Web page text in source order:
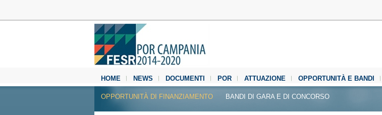
HOME NEWS DOCUMENTI POR ATTUAZIONE OPPORTUNITÀ E BANDI
MEDIA CENTER
OPPORTUNITÀ DI FINANZIAMENTO BANDI DI GARA E DI CONCORSO